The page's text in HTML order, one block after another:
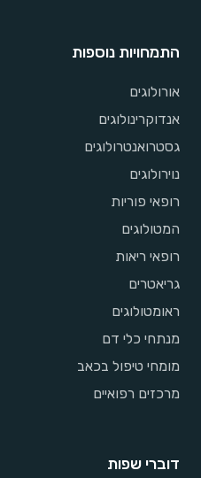
התמחויות נוספות
אורולוגים
אנדוקרינולוגים
גסטרואנטרולוגים
נוירולוגים
רופאי פוריות
המטולוגים
רופאי ריאות
גריאטרים
ראומטולוגים
מנתחי כלי דם
מומחי טיפול בכאב
מרכזים רפואיים
דוברי שפות